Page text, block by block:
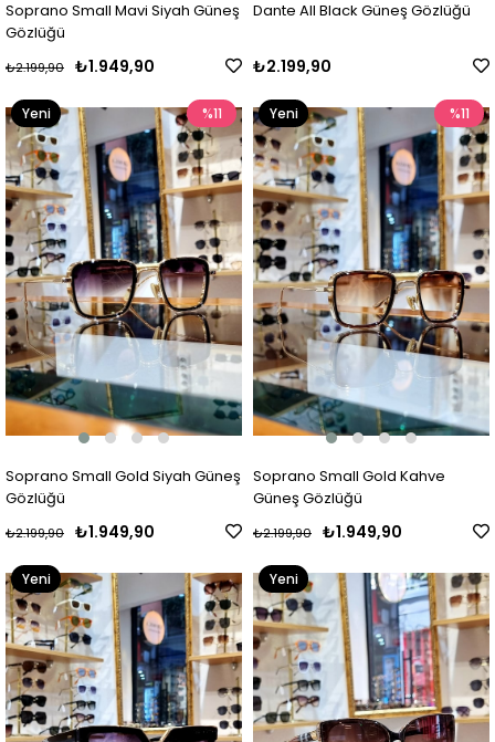
Soprano Small Mavi Siyah Güneş
Gözlüğü
₺1.949,90
₺2.199,90
Dante All Black Güneş Gözlüğü
₺2.199,90
Soprano Small Gold Siyah Güneş
Gözlüğü
₺1.949,90
₺2.199,90
%11
Yeni
Ürün
Soprano Small Gold Kahve
Güneş Gözlüğü
₺1.949,90
₺2.199,90
%11
Yeni
Ürün
Yeni
Ürün
Yeni
Ürün